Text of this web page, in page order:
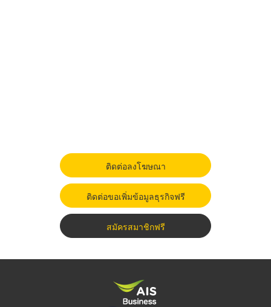
ติดต่อลงโฆษณา
ติดต่อขอเพิ่มข้อมูลธุรกิจฟรี
สมัครสมาชิกฟรี